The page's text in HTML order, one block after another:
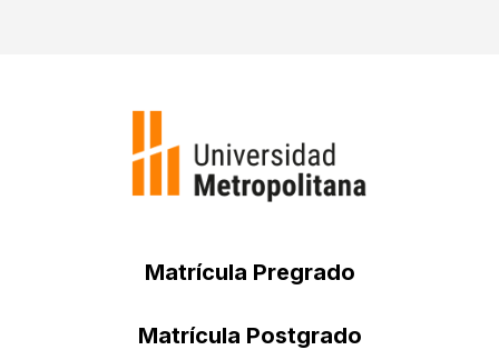
Matrícula Pregrado
Matrícula Postgrado